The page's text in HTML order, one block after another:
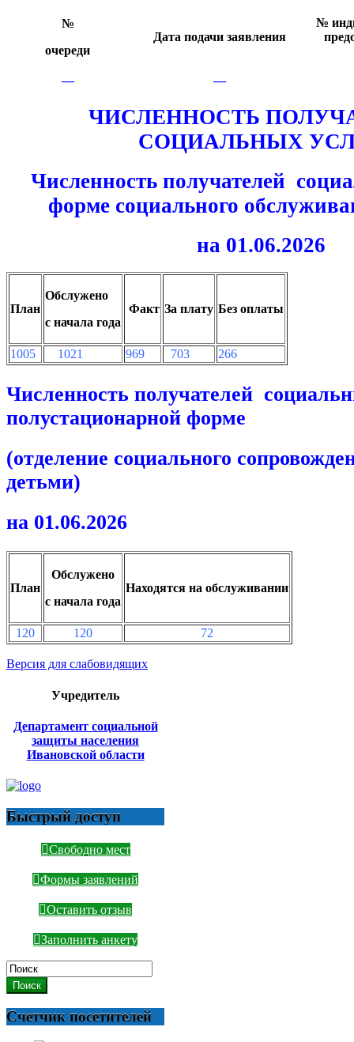
№
очереди
Дата подачи заявления
№
— —
ЧИСЛЕННОСТЬ
СОЦИАЛЬНЫХ
Численность получателей
форме социального
на 01.06.2026
План
Обслужено
с начала года
Факт За плату Без оплаты
1005 1021 969 703 266
Численность получателей
полустационарной форме
(отделение социального
детьми)
на 01.06.2026
План
Обслужено
с начала года
Находятся на обслуживании
120 120 72
Версия для слабовидящих
Учредитель
Департамент социальной
защиты населения
Ивановской области
Быстрый доступ
Свободно мест
Формы заявлений
Оставить отзыв
Заполнить анкету
Поиск
Счетчик посетителей